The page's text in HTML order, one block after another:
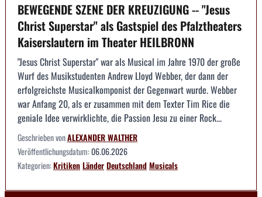
BEWEGENDE SZENE DER KREUZIGUNG -- "Jesus
Christ Superstar" als Gastspiel des Pfalztheaters
Kaiserslautern im Theater HEILBRONN
"Jesus Christ Superstar" war als Musical im Jahre 1970 der große
Wurf des Musikstudenten Andrew Lloyd Webber, der dann der
erfolgreichste Musicalkomponist der Gegenwart wurde. Webber
war Anfang 20, als er zusammen mit dem Texter Tim Rice die
geniale Idee verwirklichte, die Passion Jesu zu einer Rock...
Geschrieben vonALEXANDER WALTHER
Veröffentlichungsdatum:06.06.2026
Kategorien:KritikenLänderDeutschlandMusicals